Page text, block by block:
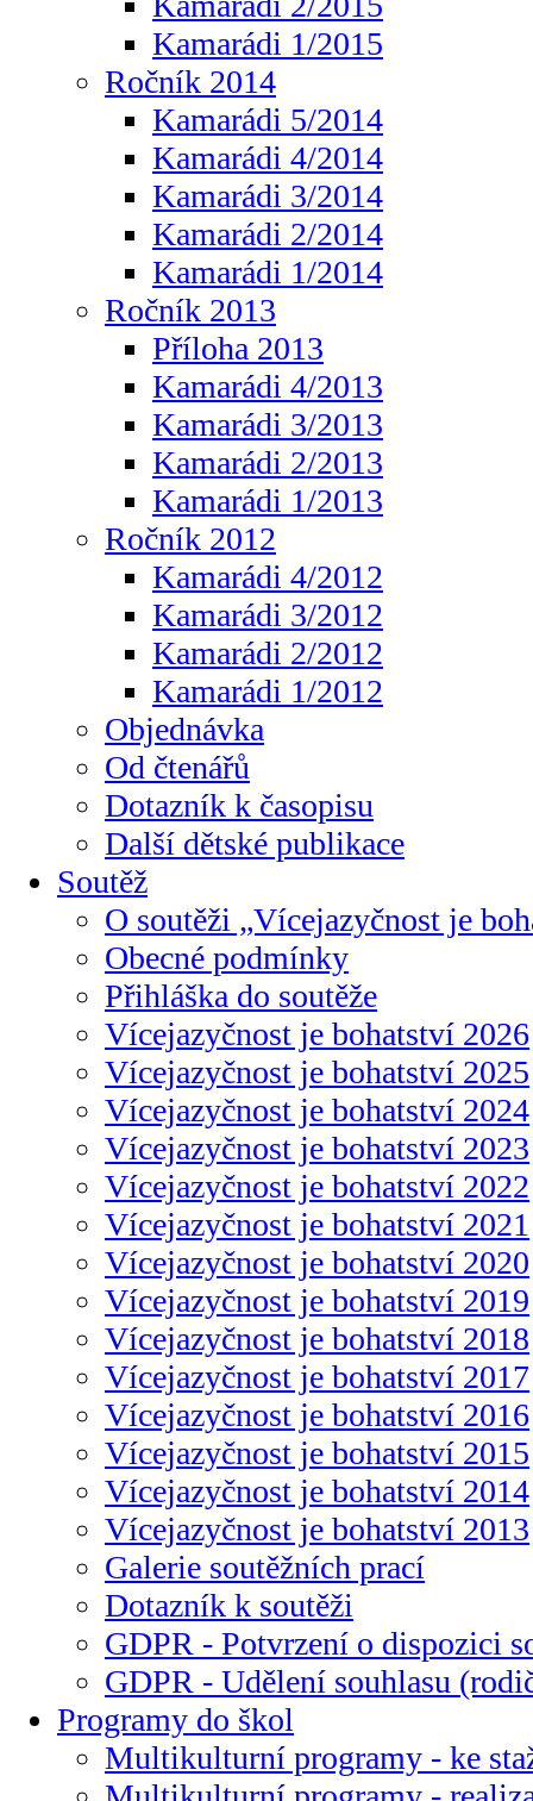
Kamarádi 1/2015
Ročník 2014
Kamarádi 5/2014
Kamarádi 4/2014
Kamarádi 3/2014
Kamarádi 2/2014
Kamarádi 1/2014
Ročník 2013
Příloha 2013
Kamarádi 4/2013
Kamarádi 3/2013
Kamarádi 2/2013
Kamarádi 1/2013
Ročník 2012
Kamarádi 4/2012
Kamarádi 3/2012
Kamarádi 2/2012
Kamarádi 1/2012
Objednávka
Od čtenářů
Dotazník k časopisu
Další dětské publikace
Soutěž
O soutěži „Vícejazyčnost je
Obecné podmínky
Přihláška do soutěže
Vícejazyčnost je bohatství 2026
Vícejazyčnost je bohatství 2025
Vícejazyčnost je bohatství 2024
Vícejazyčnost je bohatství 2023
Vícejazyčnost je bohatství 2022
Vícejazyčnost je bohatství 2021
Vícejazyčnost je bohatství 2020
Vícejazyčnost je bohatství 2019
Vícejazyčnost je bohatství 2018
Vícejazyčnost je bohatství 2017
Vícejazyčnost je bohatství 2016
Vícejazyčnost je bohatství 2015
Vícejazyčnost je bohatství 2014
Vícejazyčnost je bohatství 2013
Galerie soutěžních prací
Dotazník k soutěži
GDPR - Potvrzení o dispozici
GDPR - Udělení souhlasu
Programy do škol
Multikulturní programy - ke